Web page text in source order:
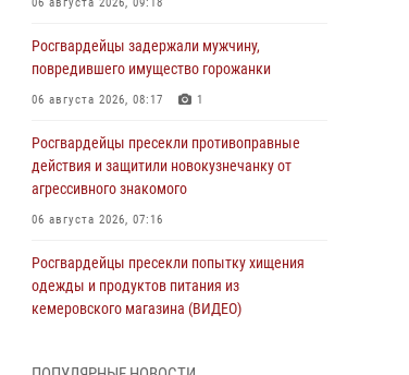
Росгвардейцы задержали мужчину,
повредившего имущество горожанки
06 августа 2026, 08:17 1
Росгвардейцы пресекли противоправные
действия и защитили новокузнечанку от
агрессивного знакомого
06 августа 2026, 07:16
Росгвардейцы пресекли попытку хищения
одежды и продуктов питания из
кемеровского магазина (ВИДЕО)